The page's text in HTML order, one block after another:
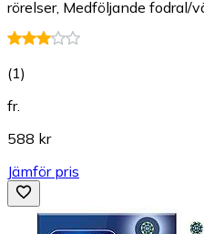
rörelser, Medföljande fodral/
(1)
fr.
588 kr
Jämför pris